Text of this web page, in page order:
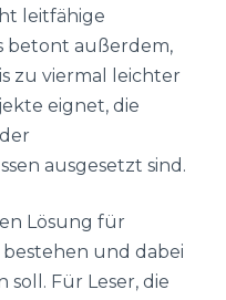
leitfähige
betont außerdem,
zu viermal leichter
eignet, die
ausgesetzt sind.
Lösung für
und dabei
Für Leser, die